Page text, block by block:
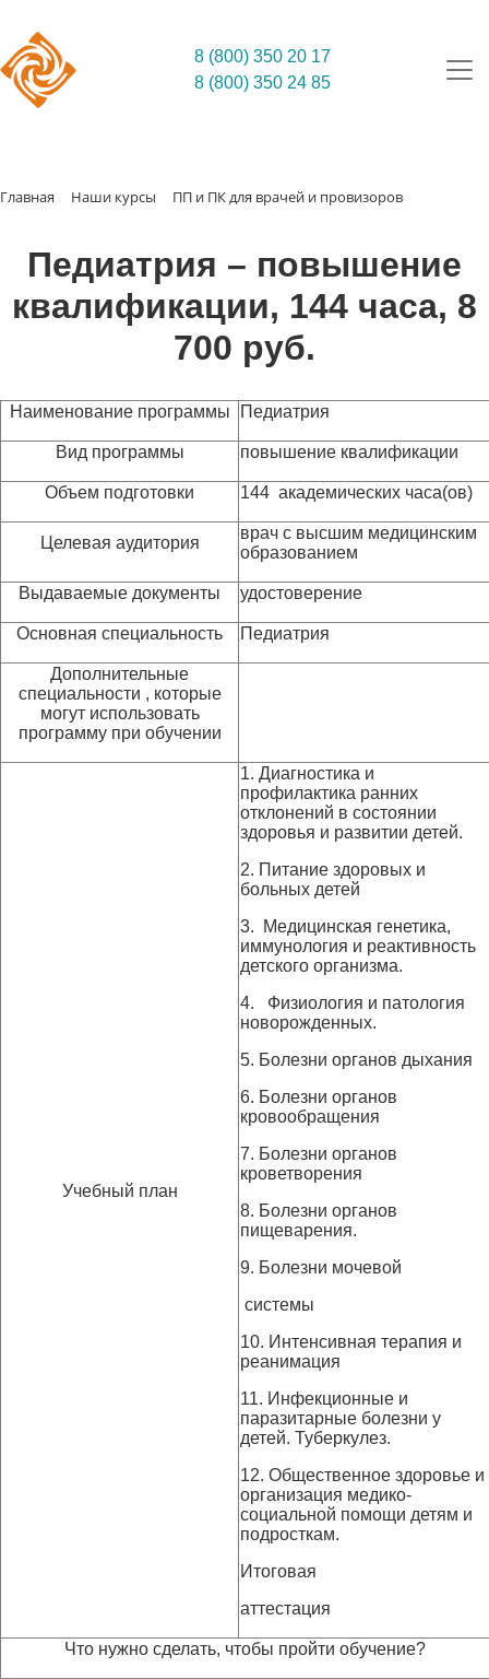
8 (800) 350 20 17
8 (800) 350 24 85
Главная Наши курсы ПП и ПК для врачей и провизоров
Педиатрия – повышение
квалификации, 144 часа, 8
700 руб.
Наименование программы Педиатрия
Вид программы повышение квалификации
Объем подготовки 144 академических часа(ов)
Целевая аудитория
врач с высшим медицинским
образованием
Выдаваемые документы удостоверение
Основная специальность Педиатрия
Дополнительные
специальности , которые
могут использовать
программу при обучении
Учебный план
1. Диагностика и
профилактика ранних
отклонений в состоянии
здоровья и развитии детей.
2. Питание здоровых и
больных детей
3. Медицинская генетика,
иммунология и реактивность
детского организма.
4. Физиология и патология
новорожденных.
5. Болезни органов дыхания
6. Болезни органов
кровообращения
7. Болезни органов
кроветворения
8. Болезни органов
пищеварения.
9. Болезни мочевой
системы
10. Интенсивная терапия и
реанимация
11. Инфекционные и
паразитарные болезни у
детей. Туберкулез.
12. Общественное здоровье и
организация медико-
социальной помощи детям и
подросткам.
Итоговая
аттестация
Что нужно сделать, чтобы пройти обучение?